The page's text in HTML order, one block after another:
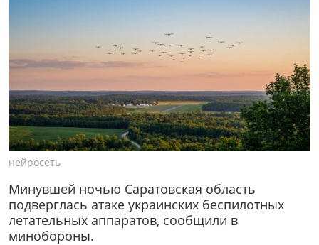
нейросеть
Минувшей ночью Саратовская область
подверглась атаке украинских беспилотных
летательных аппаратов, сообщили в
минобороны.